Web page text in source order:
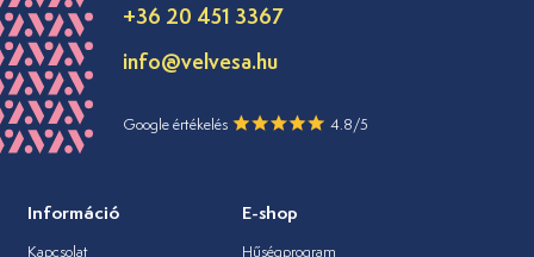
+36 20 451 3367
info@velvesa.hu
Google értékelés 4.8/5
Információ
Kapcsolat
E-shop
Hűségprogram